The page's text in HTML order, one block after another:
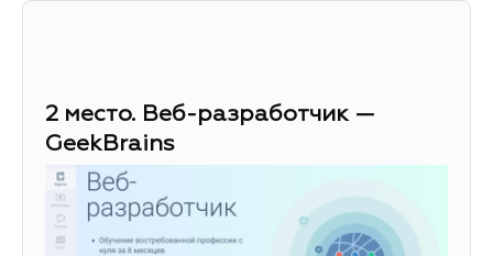
2 место. Веб-разработчик —
GeekBrains